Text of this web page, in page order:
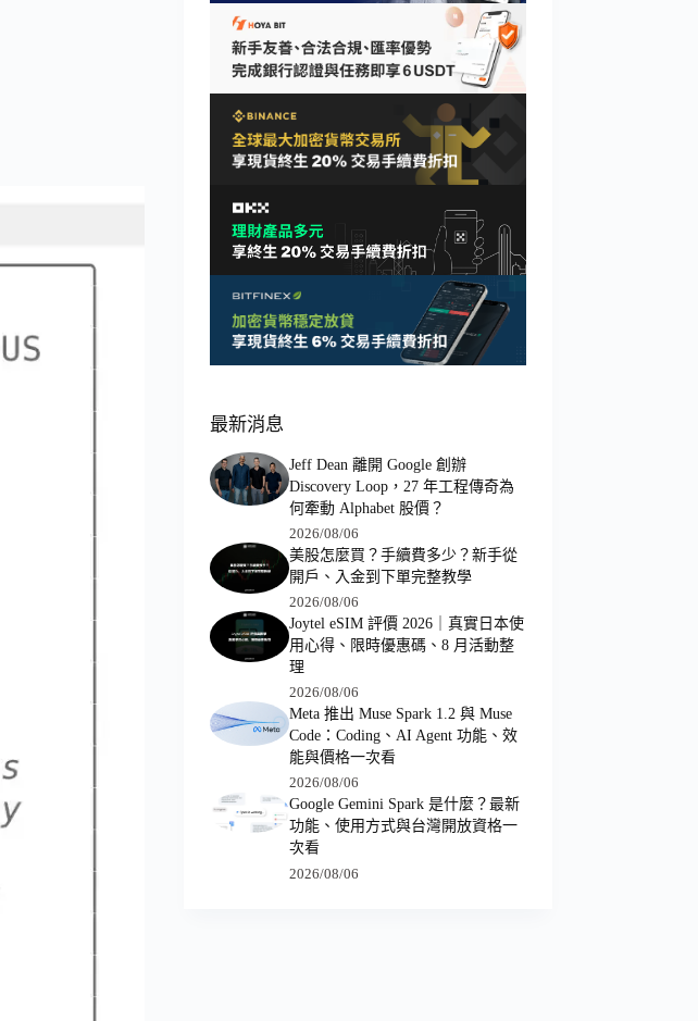
最新消息
Jeff Dean 離開 Google 創辦
Discovery Loop，27 年工程傳奇為
何牽動 Alphabet 股價？
2026/08/06
美股怎麼買？手續費多少？新手從
開戶、入金到下單完整教學
2026/08/06
Joytel eSIM 評價 2026｜真實日本使
用心得、限時優惠碼、8 月活動整
理
2026/08/06
Meta 推出 Muse Spark 1.2 與 Muse
Code：Coding、AI Agent 功能、效
能與價格一次看
2026/08/06
Google Gemini Spark 是什麼？最新
功能、使用方式與台灣開放資格一
次看
2026/08/06